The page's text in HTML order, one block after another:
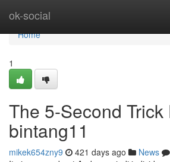
ok-social
Home
Home
1
The 5-Second Trick
bintang11
mikek654zny9 421 days ago News